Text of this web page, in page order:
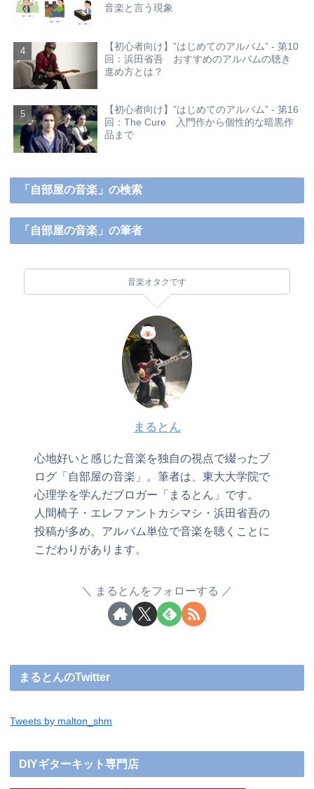
音楽と言う現象
【初心者向け】”はじめてのアルバム” - 第10
回：浜田省吾 おすすめのアルバムの聴き
進め方とは？
【初心者向け】”はじめてのアルバム” - 第16
回：The Cure 入門作から個性的な暗黒作
品まで
「自部屋の音楽」の検索
「自部屋の音楽」の筆者
音楽オタクです
まるとん
心地好いと感じた音楽を独自の視点で綴ったブ
ログ「自部屋の音楽」。筆者は、東大大学院で
心理学を学んだブロガー「まるとん」です。
人間椅子・エレファントカシマシ・浜田省吾の
投稿が多め。アルバム単位で音楽を聴くことに
こだわりがあります。
まるとんをフォローする
まるとんのTwitter
Tweets by malton_shm
DIYギターキット専門店